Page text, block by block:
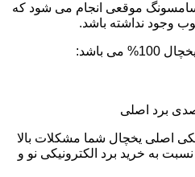
سامسونگ موقعی انجام می شود که
وجود نداشته باشد.
باشد:
اصلی یخچال شما مشکلات بالا
به خرید برد الکترونیکی نو و